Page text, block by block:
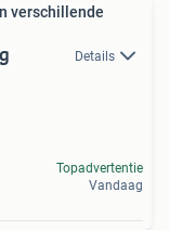
verschillende
Details
Topadvertentie
Vandaag